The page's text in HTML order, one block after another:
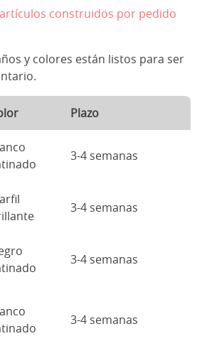
construidos por pedido
y colores están listos para ser
Plazo
3-4 semanas
3-4 semanas
3-4 semanas
3-4 semanas